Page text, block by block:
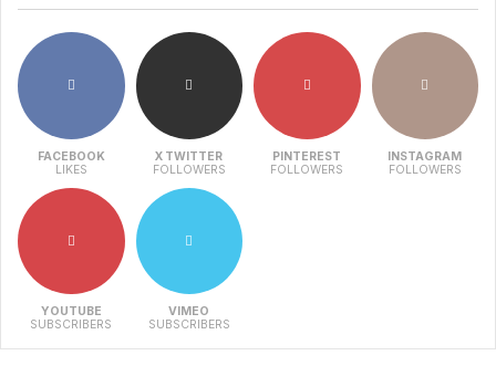
FACEBOOK
LIKES
X TWITTER
FOLLOWERS
PINTEREST
FOLLOWERS
INSTAGRAM
FOLLOWERS
YOUTUBE
SUBSCRIBERS
VIMEO
SUBSCRIBERS